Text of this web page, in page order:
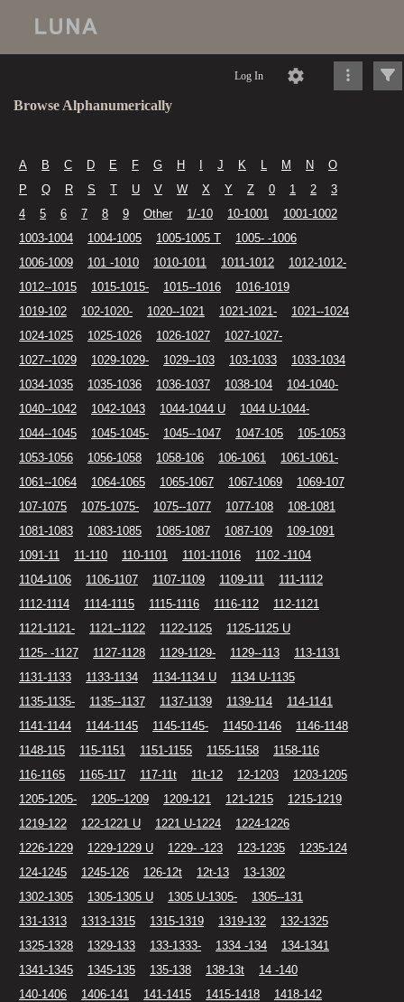
Log In
Browse Alphanumerically
A B C D E F G H J K L M N
O
P
Q R S T U V W X Y Z 0 1 2
3
4
5 6 7 8 9 Other 1/-10 10-1001
1001-1002
1003-1004
1004-1005 1005-1005 T
1005- -1006
1006-1009
101 -1010 1010-1011 1011-1012
1012-1012-
1012--1015
1015-1015- 1015--1016
1016-1019
1019-102
102-1020- 1020--1021 1021-1021-
1021--1024
1024-1025
1025-1026 1026-1027
1027-1027-
1027--1029
1029-1029- 1029--103 103-1033
1033-1034
1034-1035
1035-1036 1036-1037 1038-104
104-1040-
1040--1042
1042-1043 1044-1044 U
1044 U-1044-
1044--1045
1045-1045- 1045--1047 1047-105
105-1053
1053-1056
1056-1058 1058-106 106-1061
1061-1061-
1061--1064
1064-1065 1065-1067 1067-1069
1069-107
107-1075
1075-1075- 1075--1077 1077-108
108-1081
1081-1083
1083-1085 1085-1087 1087-109
109-1091
1091-11
11-110 110-1101 1101-11016
1102 -1104
1104-1106
1106-1107 1107-1109 1109-111
111-1112
1112-1114
1114-1115 1115-1116 1116-112
112-1121
1121-1121-
1121--1122 1122-1125
1125-1125 U
1125- -1127
1127-1128 1129-1129- 1129--113
113-1131
1131-1133
1133-1134 1134-1134 U
1134 U-1135
1135-1135-
1135--1137 1137-1139 1139-114
114-1141
1141-1144
1144-1145 1145-1145- 11450-1146
1146-1148
1148-115
115-1151 1151-1155 1155-1158
1158-116
116-1165
1165-117 117-11t 11t-12 12-1203
1203-1205
1205-1205-
1205--1209 1209-121 121-1215
1215-1219
1219-122
122-1221 U 1221 U-1224
1224-1226
1226-1229
1229-1229 U 1229- -123 123-1235
1235-124
124-1245
1245-126 126-12t 12t-13
13-1302
1302-1305
1305-1305 U 1305 U-1305-
1305--131
131-1313
1313-1315 1315-1319 1319-132
132-1325
1325-1328
1329-133 133-1333- 1334 -134
134-1341
1341-1345
1345-135 135-138 138-13t
14 -140
140-1406
1406-141 141-1415 1415-1418
1418-142